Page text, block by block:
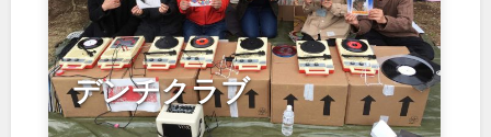
デンチクラブ